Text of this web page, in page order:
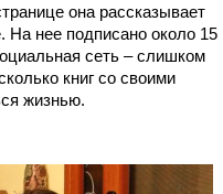
она рассказывает
На нее подписано около 15
сеть – слишком
книг со своими
жизнью.